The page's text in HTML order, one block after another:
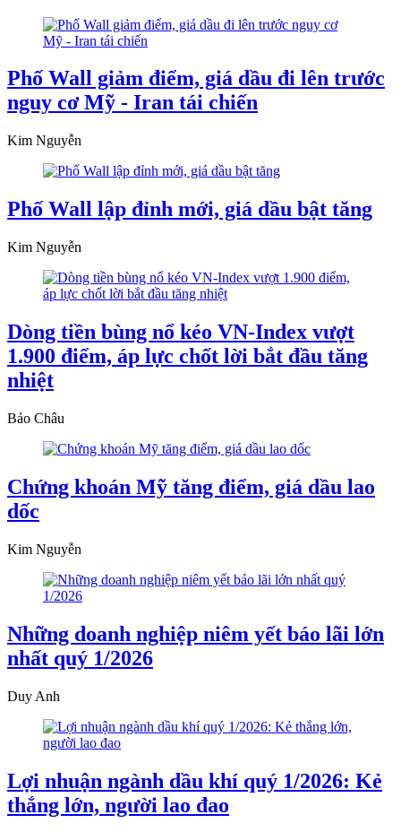
Phố Wall giảm điểm, giá dầu đi lên trước
nguy cơ Mỹ - Iran tái chiến
Kim Nguyễn
Phố Wall lập đỉnh mới, giá dầu bật tăng
Kim Nguyễn
Dòng tiền bùng nổ kéo VN-Index vượt
1.900 điểm, áp lực chốt lời bắt đầu tăng
nhiệt
Bảo Châu
Chứng khoán Mỹ tăng điểm, giá dầu lao
dốc
Kim Nguyễn
Những doanh nghiệp niêm yết báo lãi lớn
nhất quý 1/2026
Duy Anh
Lợi nhuận ngành dầu khí quý 1/2026: Kẻ
thắng lớn, người lao đao